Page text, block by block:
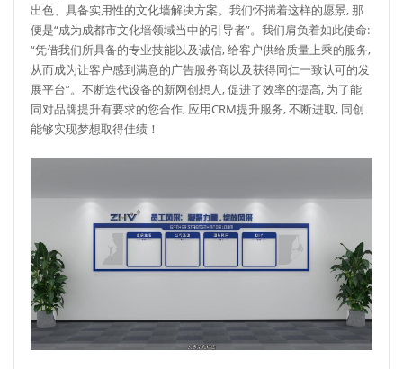
出色、具备实用性的文化墙解决方案。我们怀揣着这样的愿景, 那
便是“成为成都市文化墙领域当中的引导者”。我们肩负着如此使命:
“凭借我们所具备的专业技能以及诚信, 给客户供给质量上乘的服务,
从而成为让客户感到满意的广告服务商以及获得同仁一致认可的发
展平台”。不断迭代设备的新网创想人, 促进了效率的提高, 为了能
同对品牌提升有要求的您合作, 应用CRM提升服务, 不断进取, 同创
能够实现梦想取得佳绩！